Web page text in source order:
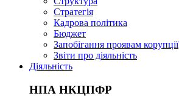
Стратегія
Кадрова політика
Бюджет
Запобігання проявам корупції
Звіти про діяльність
Діяльність
НПА НКЦПФР